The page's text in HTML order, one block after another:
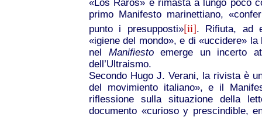
«Los Raros» è rimasta a lungo poco
primo Manifesto marinettiano,
punto i presupposti»[ii]. Rifiuta, ad
«igiene del mondo», e di «uccidere» la
nel Manifiestoemerge un incerto
dell’Ultraismo.
Secondo Hugo J. Verani, la rivista è
del movimiento italiano», e il
riflessione sulla situazione della
documento «curioso y prescindible,